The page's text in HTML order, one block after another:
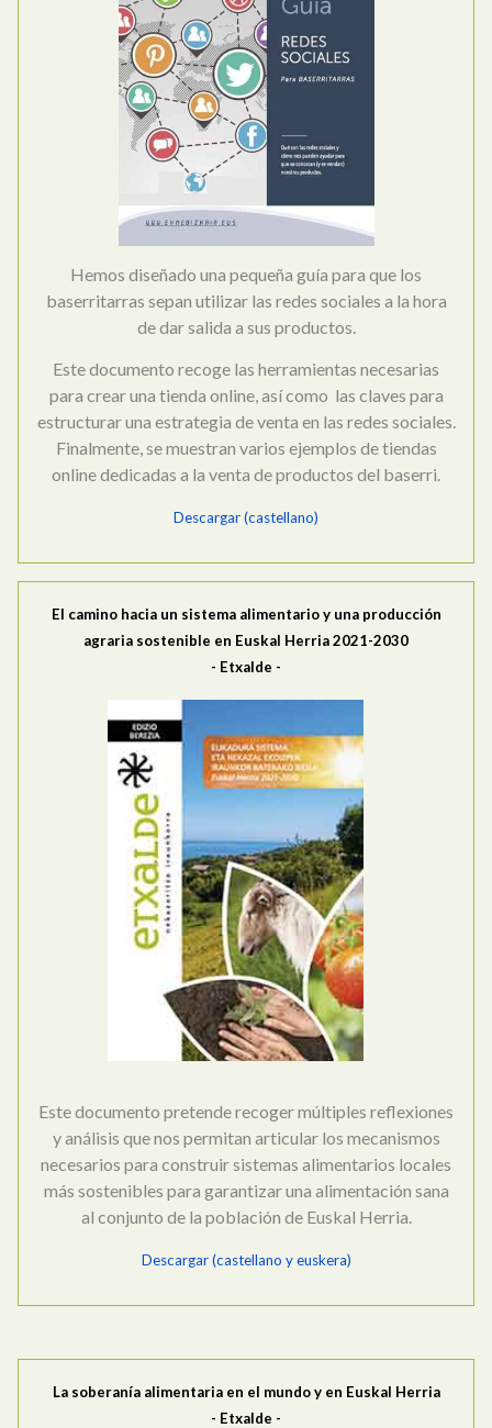
Hemos diseñado una pequeña guía para que los
baserritarras sepan utilizar las redes sociales a la hora
de dar salida a sus productos.
Este documento recoge las herramientas necesarias
para crear una tienda online, así como las claves para
estructurar una estrategia de venta en las redes sociales.
Finalmente, se muestran varios ejemplos de tiendas
online dedicadas a la venta de productos del baserri.
Descargar (castellano)
El camino hacia un sistema alimentario y una producción
agraria sostenible en Euskal Herria 2021-2030
- Etxalde -
Este documento pretende recoger múltiples reflexiones
y análisis que nos permitan articular los mecanismos
necesarios para construir sistemas alimentarios locales
más sostenibles para garantizar una alimentación sana
al conjunto de la población de Euskal Herria.
Descargar (castellano y euskera)
La soberanía alimentaria en el mundo y en Euskal Herria
- Etxalde -